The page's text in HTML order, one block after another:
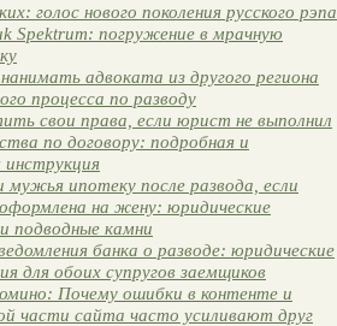
голос нового поколения русского рэпа
Spektrum: погружение в мрачную
адвоката из другого региона
процесса по разводу
свои права, если юрист не выполнил
по договору: подробная и
инструкция
ипотеку после развода, если
на жену: юридические
подводные камни
банка о разводе: юридические
для обоих супругов заемщиков
Почему ошибки в контенте и
части сайта часто усиливают друг